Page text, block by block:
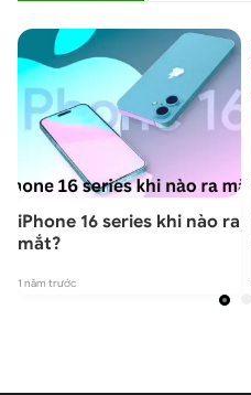
iPhone 16 series khi nào ra
mắt?
1 năm trước